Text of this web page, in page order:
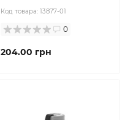
Код товара: 13877-01
0
204.00 грн